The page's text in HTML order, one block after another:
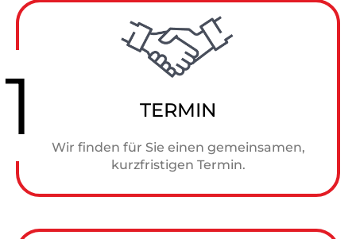
1 TERMIN
Wir finden für Sie einen gemeinsamen,
kurzfristigen Termin.